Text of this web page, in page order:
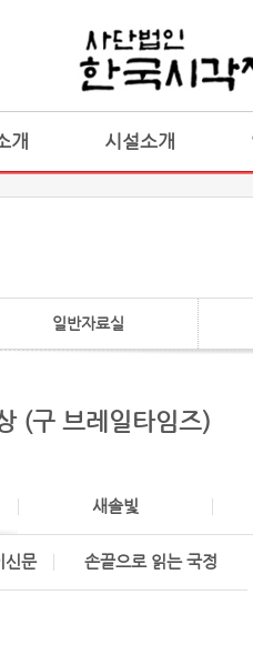
개 시설소개
일반자료실
(구 브레일타임즈)
새솔빛
신문 손끝으로 읽는 국정